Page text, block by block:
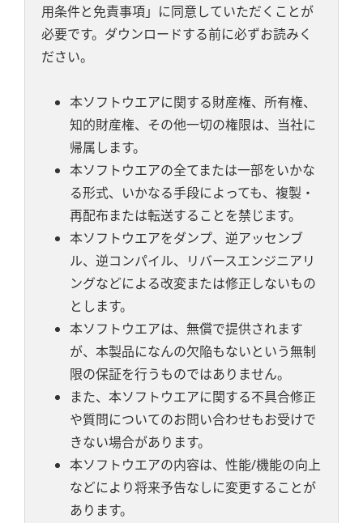
用条件と免責事項」に同意していただくことが
必要です。ダウンロードする前に必ずお読みく
ださい。
本ソフトウエアに関する財産権、所有権、
知的財産権、その他一切の権限は、当社に
帰属します。
本ソフトウエアの全てまたは一部をいかな
る形式、いかなる手段によっても、複製・
再配布または転送することを禁じます。
本ソフトウエアをダンプ、逆アッセンブ
ル、逆コンパイル、リバースエンジニアリ
ングなどによる改変または修正しないもの
とします。
本ソフトウエアは、無償で提供されます
が、本製品になんの欠陥もないという無制
限の保証を行うものではありません。
また、本ソフトウエアに関する不具合修正
や質問についてのお問い合わせもお受けで
きない場合があります。
本ソフトウエアの内容は、性能/機能の向上
などにより将来予告なしに変更することが
あります。